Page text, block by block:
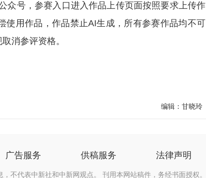
号，参赛入口进入作品上传页面按照要求上传作
使用作品，作品禁止AI生成，所有参赛作品均不可
消参评资格。
编辑：甘晓玲
广告服务 供稿服务 法律声明
，不代表中新社和中新网观点。 刊用本网站稿件，务经书面授权。